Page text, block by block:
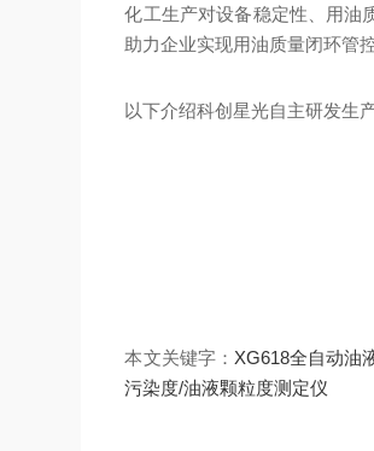
化工生产对设备稳定性、用油
助力企业实现用油质量闭环管
以下介绍科创星光自主研发生
本文关键字： XG618全自动油
污染度/油液颗粒度测定仪